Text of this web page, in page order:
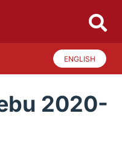
ENGLISH
2020-